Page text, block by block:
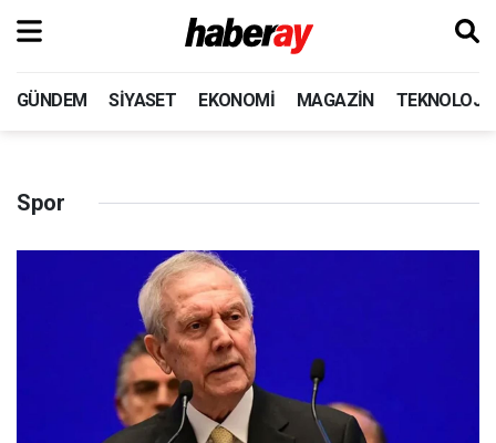
GÜNDEM SIYASET EKONOMI MAGAZIN TEKNOLOJI
Spor